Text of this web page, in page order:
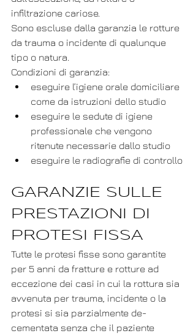
infiltrazione cariose.
Sono escluse dalla garanzia le rotture
da trauma o incidente di qualunque
tipo o natura.
Condizioni di garanzia:
eseguire l’igiene orale domiciliare
come da istruzioni dello studio
eseguire le sedute di igiene
professionale che vengono
ritenute necessarie dallo studio
eseguire le radiografie di controllo
GARANZIE SULLE
PRESTAZIONI DI
PROTESI FISSA
Tutte le protesi fisse sono garantite
per 5 anni da fratture e rotture ad
eccezione dei casi in cui la rottura sia
avvenuta per trauma, incidente o la
protesi si sia parzialmente de-
cementata senza che il paziente